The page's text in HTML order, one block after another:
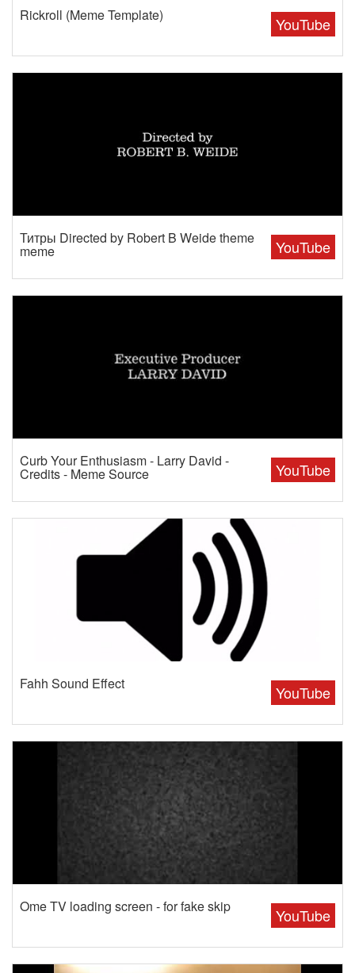
YouTube
Rickroll (Meme Template)
YouTube
Титры Directed by Robert B Weide theme
meme
YouTube
Curb Your Enthusiasm - Larry David -
Credits - Meme Source
YouTube
Fahh Sound Effect
YouTube
Ome TV loading screen - for fake skip